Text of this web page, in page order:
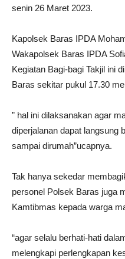
senin 26 Maret 2023.
Kapolsek Baras IPDA
Wakapolsek Baras IPDA
Kegiatan Bagi-bagi Takjil ini
Baras sekitar pukul 17.30
” hal ini dilaksanakan agar
diperjalanan dapat langsung
sampai dirumah”ucapnya.
Tak hanya sekedar
personel Polsek Baras juga
Kamtibmas kepada warga
“agar selalu berhati-hati
melengkapi perlengkapan